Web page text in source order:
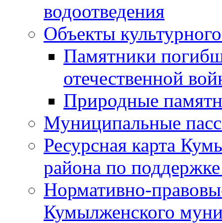
водоотведения
Объекты
Памятники
отечественной
Природные
Муниципальные
Ресурсная карта
района по
Нормативно-
Кумылженского